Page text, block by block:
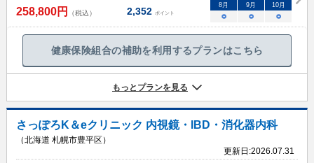
258,800円 （税込） 2,352 ポイント
8月 9月 10月
○ ○ ○
健康保険組合の補助を利用するプランはこちら
もっとプランを見る
さっぽろK＆eクリニック 内視鏡・IBD・消化器内科
（北海道 札幌市豊平区）
更新日:2026.07.31